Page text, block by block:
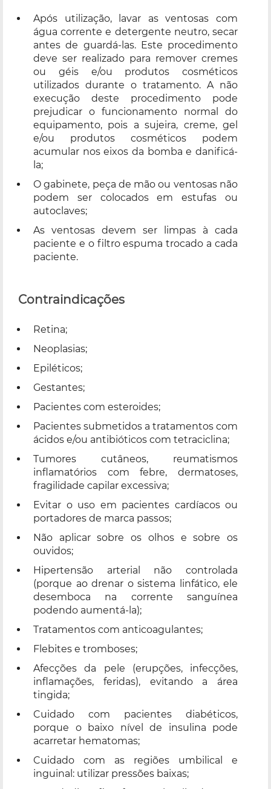
Após utilização, lavar as ventosas com
água corrente e detergente neutro, secar
antes de guardá-las. Este procedimento
deve ser realizado para remover cremes
ou géis e/ou produtos cosméticos
utilizados durante o tratamento. A não
execução deste procedimento pode
prejudicar o funcionamento normal do
equipamento, pois a sujeira, creme, gel
e/ou produtos cosméticos podem
acumular nos eixos da bomba e danificá-
la;
O gabinete, peça de mão ou ventosas não
podem ser colocados em estufas ou
autoclaves;
As ventosas devem ser limpas à cada
paciente e o filtro espuma trocado a cada
paciente.
Contraindicações
Retina;
Neoplasias;
Epiléticos;
Gestantes;
Pacientes com esteroides;
Pacientes submetidos a tratamentos com
ácidos e/ou antibióticos com tetraciclina;
Tumores cutâneos, reumatismos
inflamatórios com febre, dermatoses,
fragilidade capilar excessiva;
Evitar o uso em pacientes cardíacos ou
portadores de marca passos;
Não aplicar sobre os olhos e sobre os
ouvidos;
Hipertensão arterial não controlada
(porque ao drenar o sistema linfático, ele
desemboca na corrente sanguínea
podendo aumentá-la);
Tratamentos com anticoagulantes;
Flebites e tromboses;
Afecções da pele (erupções, infecções,
inflamações, feridas), evitando a área
tingida;
Cuidado com pacientes diabéticos,
porque o baixo nível de insulina pode
acarretar hematomas;
Cuidado com as regiões umbilical e
inguinal: utilizar pressões baixas;